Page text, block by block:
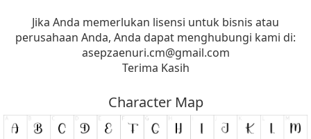
Jika Anda memerlukan lisensi untuk bisnis atau
perusahaan Anda, Anda dapat menghubungi kami di:
asepzaenuri.cm@gmail.com
Terima Kasih
Character Map